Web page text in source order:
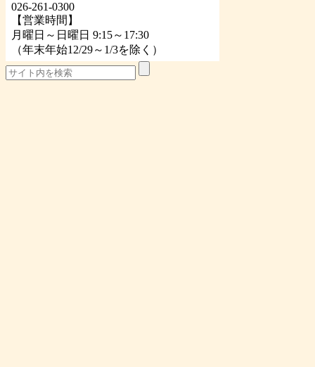
026-261-0300
【営業時間】
月曜日～日曜日 9:15～17:30
（年末年始12/29～1/3を除く）